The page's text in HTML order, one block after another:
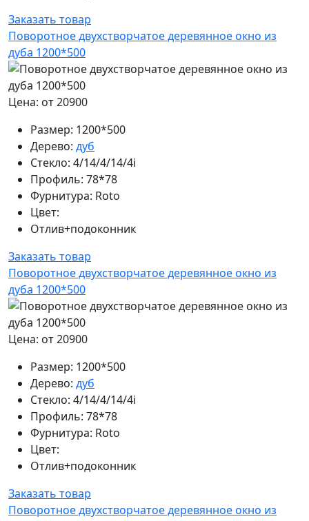
Заказать товар
Поворотное двухстворчатое деревянное окно из
дуба 1200*500
Цена: от 20900
Размер: 1200*500
Дерево: дуб
Стекло: 4/14/4/14/4i
Профиль: 78*78
Фурнитура: Roto
Цвет:
Отлив+подоконник
Заказать товар
Поворотное двухстворчатое деревянное окно из
дуба 1200*500
Цена: от 20900
Размер: 1200*500
Дерево: дуб
Стекло: 4/14/4/14/4i
Профиль: 78*78
Фурнитура: Roto
Цвет:
Отлив+подоконник
Заказать товар
Поворотное двухстворчатое деревянное окно из